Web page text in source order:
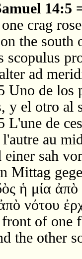
14:5
crag
the south
scopulus
ad
Uno de los
y el otro al
L'une de
au
einer sah
Mittag
ἡ μία
νότου
of one
the other